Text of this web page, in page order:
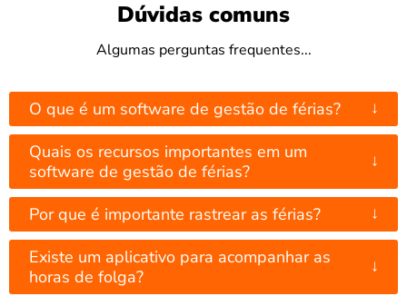
Dúvidas comuns
Algumas perguntas frequentes...
O que é um software de gestão de férias? ↓
Quais os recursos importantes em um
software de gestão de férias?
↓
Por que é importante rastrear as férias? ↓
Existe um aplicativo para acompanhar as
horas de folga?
↓